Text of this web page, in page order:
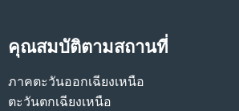
คุณสมบัติตามสถานที่
ภาคตะวันออกเฉียงเหนือ
ตะวันตกเฉียงเหนือ